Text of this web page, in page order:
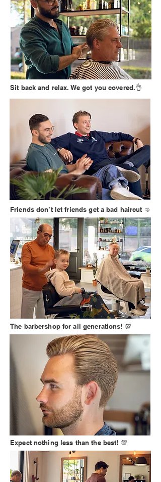
Sit back and relax. We got you covered.👌
Friends don’t let friends get a bad haircut 🤜
The barbershop for all generations! 💯
Expect nothing less than the best! 💯